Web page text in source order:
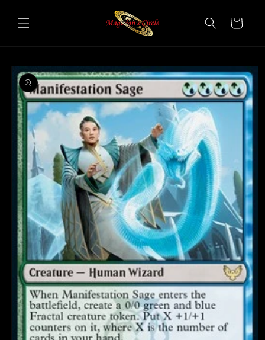
ai contenuti
Carrello
Passa alle
informazioni
sul prodotto